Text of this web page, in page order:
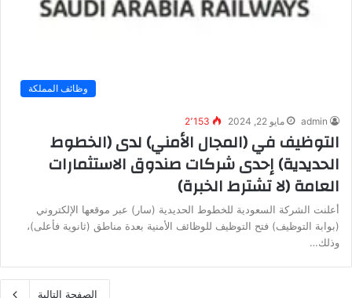
وظائف المملكة
admin مايو 22, 2024 2٬153
التوظيف في (المجال الأمني) لدى (الخطوط
الحديدية) إحدى شركات صندوق الاستثمارات
العامة (لا تشترط الخبرة)
أعلنت الشركة السعودية للخطوط الحديدية (سار) عبر موقعها الإلكتروني
(بوابة التوظيف) فتح التوظيف للوظائف الأمنية بعدة مناطق (ثانوية فأعلى)،
وذلك…
الصفحة التالية